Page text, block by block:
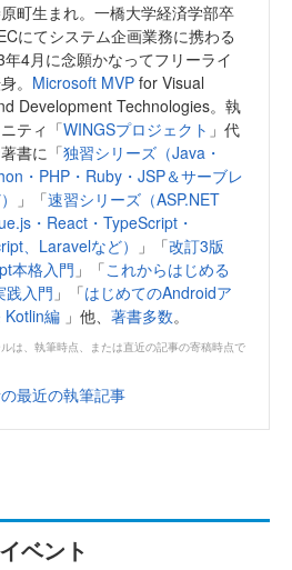
町生まれ。一橋大学経済学部卒
にてシステム企画業務に携わる
4月に念願かなってフリーライ
。 Microsoft MVP for Visual
Development Technologies。執
ティ「WINGSプロジェクト 」代
書に「独習シリーズ（Java・
・PHP・Ruby・JSP＆サーブレ
」「速習シリーズ（ASP.NET
・React・TypeScript・
、Laravelなど）
」「改訂3版
本格入門 」「これからはじめる
践入門 」「はじめてのAndroidア
Kotlin編 」他、 著書多数。
は、執筆時点、または直近の記事の寄稿時点で
最近の執筆記事
イベント